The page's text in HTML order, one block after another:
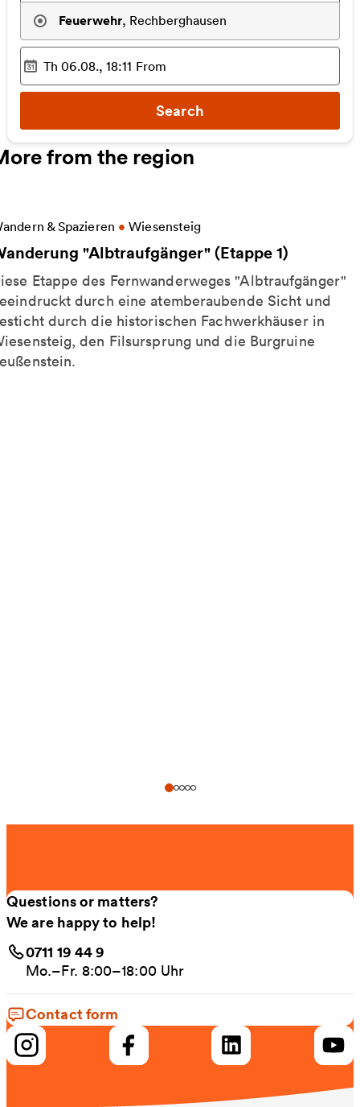
Feuerwehr, Rechberghausen
Selected time
Th 06.08., 18:11 From
Search
from the region
& Spazieren • Wiesensteig
"Albtraufgänger" (Etappe 1)
Etappe des Fernwanderweges "Albtraufgänger"
durch eine atemberaubende Sicht und
durch die historischen Fachwerkhäuser in
den Filsursprung und die Burgruine
information on Wanderung "Albtraufgänger"
Questions or matters?
We are happy to help!
0711 19 44 9
Mo.–Fr. 8:00–18:00 Uhr
Contact form